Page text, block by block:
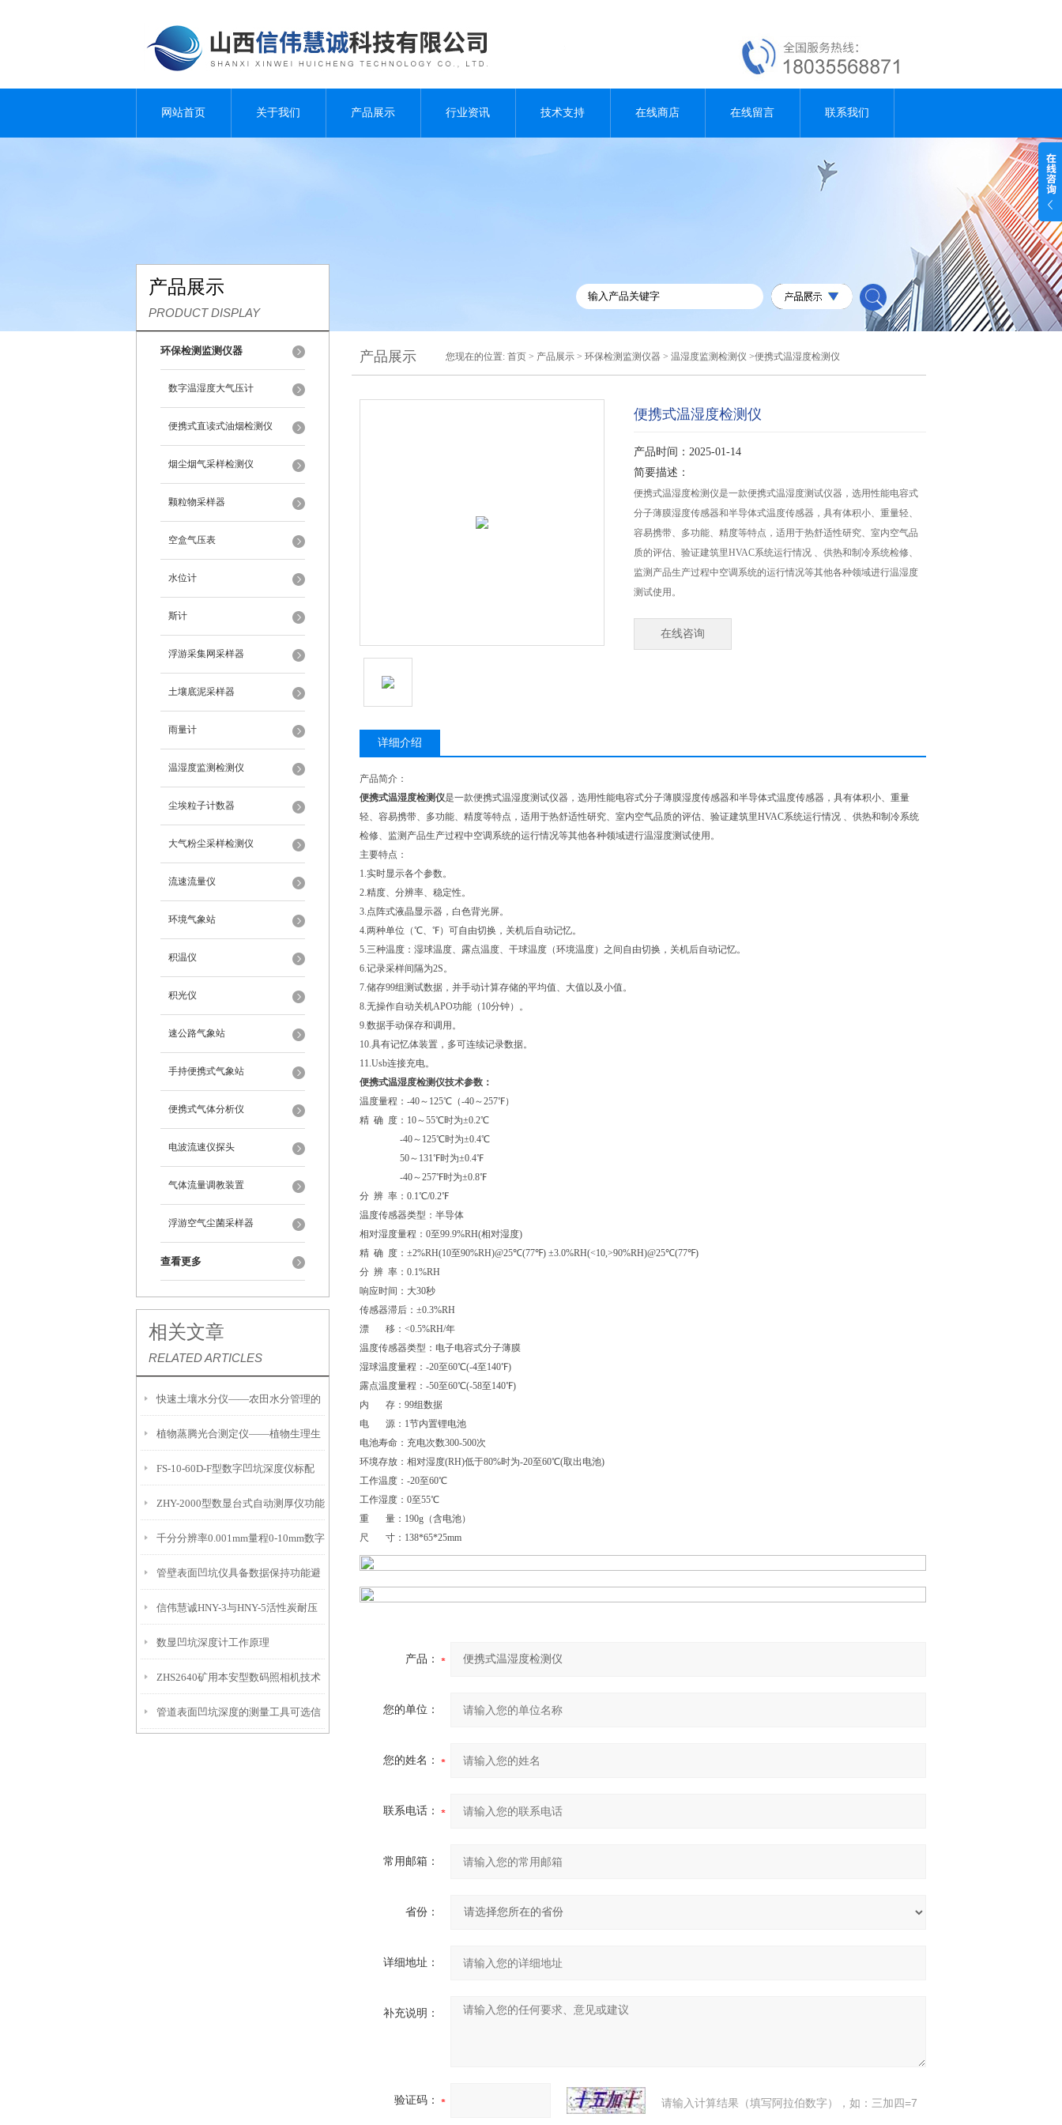
网站首页 关于我们 产品展示 行业资讯 技术支持 在线商店 在线留言 联系我们
产品展示
PRODUCT DISPLAY
环保检测监测仪器
数字温湿度大气压计
便携式直读式油烟检测仪
烟尘烟气采样检测仪
颗粒物采样器
空盒气压表
水位计
斯计
浮游采集网采样器
土壤底泥采样器
雨量计
温湿度监测检测仪
尘埃粒子计数器
大气粉尘采样检测仪
流速流量仪
环境气象站
积温仪
积光仪
速公路气象站
手持便携式气象站
便携式气体分析仪
电波流速仪探头
气体流量调教装置
浮游空气尘菌采样器
查看更多
相关文章
RELATED ARTICLES
快速土壤水分仪——农田水分管理的
便携式检测工具
植物蒸腾光合测定仪——植物生理生
态的实时监测设备
FS-10-60D-F型数字凹坑深度仪标配
IP54级表头分辨率0.01mm量程
10mm！
ZHY-2000型数显台式自动测厚仪功能
特点
千分分辨率0.001mm量程0-10mm数字
埋头度仪技术参数！
管壁表面凹坑仪具备数据保持功能避
免测试过程中测针移动导致数据变动
信伟慧诚HNY-3与HNY-5活性炭耐压
强度测定仪技术参数！
数显凹坑深度计工作原理
ZHS2640矿用本安型数码照相机技术
参数！
管道表面凹坑深度的测量工具可选信
产品展示 您现在的位置: 首页 > 产品展示 > 环保检测监测仪器 > 温湿度监测检测仪 >便携式温湿度检测仪
便携式温湿度检测仪
产品时间：2025-01-14
简要描述：
便携式温湿度检测仪是一款便携式温湿度测试仪器，选用性能电容式
分子薄膜湿度传感器和半导体式温度传感器，具有体积小、重量轻、
容易携带、多功能、精度等特点，适用于热舒适性研究、室内空气品
质的评估、验证建筑里HVAC系统运行情况 、供热和制冷系统检修、
监测产品生产过程中空调系统的运行情况等其他各种领域进行温湿度
测试使用。
在线咨询
详细介绍
产品简介：
便携式温湿度检测仪是一款便携式温湿度测试仪器，选用性能电容式分子薄膜湿度传感器和半导体式温度传感器，具有体积小、重量
轻、容易携带、多功能、精度等特点，适用于热舒适性研究、室内空气品质的评估、验证建筑里HVAC系统运行情况 、供热和制冷系统
检修、监测产品生产过程中空调系统的运行情况等其他各种领域进行温湿度测试使用。
主要特点：
1.实时显示各个参数。
2.精度、分辨率、稳定性。
3.点阵式液晶显示器，白色背光屏。
4.两种单位（℃、℉）可自由切换，关机后自动记忆。
5.三种温度：湿球温度、露点温度、干球温度（环境温度）之间自由切换，关机后自动记忆。
6.记录采样间隔为2S。
7.储存99组测试数据，并手动计算存储的平均值、大值以及小值。
8.无操作自动关机APO功能（10分钟）。
9.数据手动保存和调用。
10.具有记忆体装置，多可连续记录数据。
11.Usb连接充电。
便携式温湿度检测仪技术参数：
温度量程：-40～125℃（-40～257℉）
精 确 度：10～55℃时为±0.2℃
-40～125℃时为±0.4℃
50～131℉时为±0.4℉
-40～257℉时为±0.8℉
分 辨 率：0.1℃/0.2℉
温度传感器类型：半导体
相对湿度量程：0至99.9%RH(相对湿度)
精 确 度：±2%RH(10至90%RH)@25℃(77℉) ±3.0%RH(<10,>90%RH)@25℃(77℉)
分 辨 率：0.1%RH
响应时间：大30秒
传感器滞后：±0.3%RH
漂 移：<0.5%RH/年
温度传感器类型：电子电容式分子薄膜
湿球温度量程：-20至60℃(-4至140℉)
露点温度量程：-50至60℃(-58至140℉)
内 存：99组数据
电 源：1节内置锂电池
电池寿命：充电次数300-500次
环境存放：相对湿度(RH)低于80%时为-20至60℃(取出电池)
工作温度：-20至60℃
工作湿度：0至55℃
重 量：190g（含电池）
尺 寸：138*65*25mm
产品：
您的单位：
您的姓名：
联系电话：
常用邮箱：
省份：
详细地址：
补充说明：
验证码： 请输入计算结果（填写阿拉伯数字），如：三加四=7